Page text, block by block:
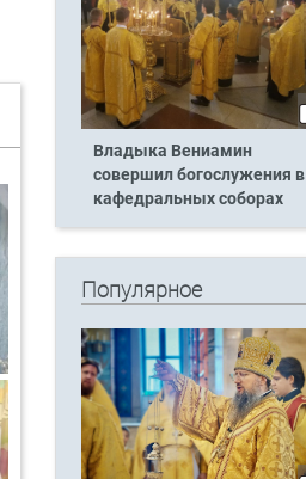
Владыка Вениамин
совершил богослужения в
кафедральных соборах
Популярное